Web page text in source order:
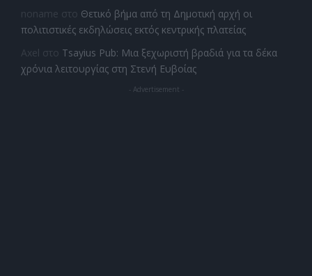
noname στο Θετικό βήμα από τη Δημοτική αρχή οι
πολιτιστικές εκδηλώσεις εκτός κεντρικής πλατείας
Axel στο Tsayius Pub: Μια ξεχωριστή βραδιά για τα δέκα
χρόνια λειτουργίας στη Στενή Ευβοίας
- Advertisement -